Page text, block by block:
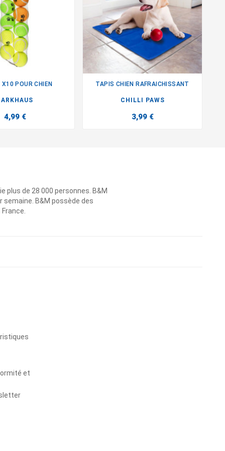
X10 POUR CHIEN
4,99 €
TAPIS CHIEN RAFRAICHISSANT
CHILLI PAWS
3,99 €
plus de 28 000 personnes. B&M
B&M possède des
et